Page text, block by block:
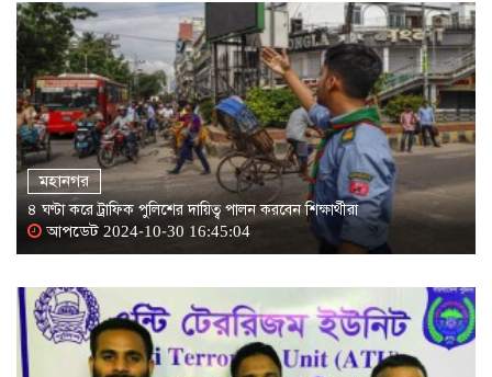
মহানগর
৪ ঘণ্টা করে ট্রাফিক পুলিশের দায়িত্ব পালন করবেন শিক্ষার্থীরা
আপডেট 2024-10-30 16:45:04